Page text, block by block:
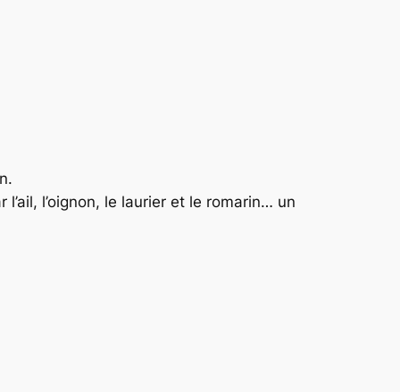
l’oignon, le laurier et le romarin… un